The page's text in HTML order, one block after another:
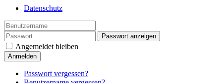
Datenschutz
Passwort anzeigen
Angemeldet bleiben
Anmelden
Passwort vergessen?